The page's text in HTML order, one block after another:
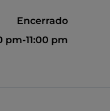
Encerrado
pm-11:00 pm